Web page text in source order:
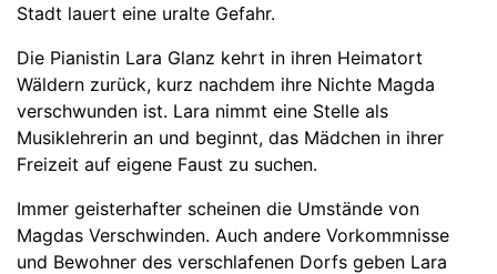
Stadt lauert eine uralte Gefahr.
Die Pianistin Lara Glanz kehrt in ihren Heimatort
Wäldern zurück, kurz nachdem ihre Nichte Magda
verschwunden ist. Lara nimmt eine Stelle als
Musiklehrerin an und beginnt, das Mädchen in ihrer
Freizeit auf eigene Faust zu suchen.
Immer geisterhafter scheinen die Umstände von
Magdas Verschwinden. Auch andere Vorkommnisse
und Bewohner des verschlafenen Dorfs geben Lara